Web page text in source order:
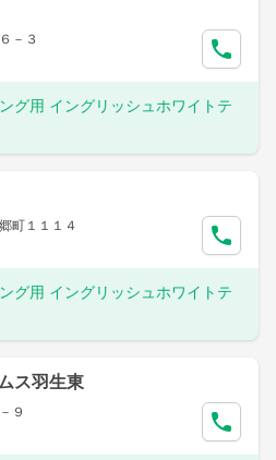
－３
グ用 イングリッシュホワイトテ
町１１１４
グ用 イングリッシュホワイトテ
ス羽生東
９